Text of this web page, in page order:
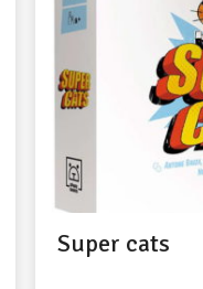
Super cats